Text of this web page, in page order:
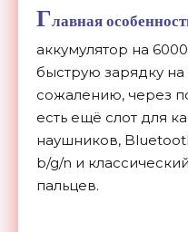
Главная
аккумулятор на
быструю зарядку на
сожалению, через
есть ещё слот для
наушников, Bluetooth
b/g/n и
пальцев.